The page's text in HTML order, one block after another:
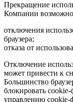
Прекращение
Компании
отключения
браузера;
отказа от
Отключение
может привести к
Большинство
блокировать
управлению cookie-